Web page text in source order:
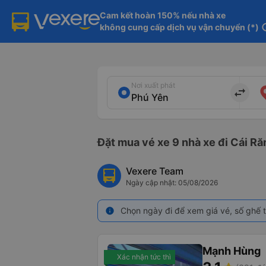
Cam kết hoàn 150% nếu nhà xe
không cung cấp dịch vụ vận chuyển (*)
Nơi xuất phát
import_export
Đặt mua vé xe 9 nhà xe đi Cái
Vexere Team
Ngày cập nhật: 05/08/2026
info Chọn ngày đi để xem giá vé, số
Xác nhận tức thì Mạnh Hùng